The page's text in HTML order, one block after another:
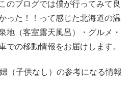
このブログでは僕が行ってみて良
った！！って感じた北海道の温
地（客室露天風呂）・グルメ・
での移動情報をお届けします。
（子供なし）の参考になる情報